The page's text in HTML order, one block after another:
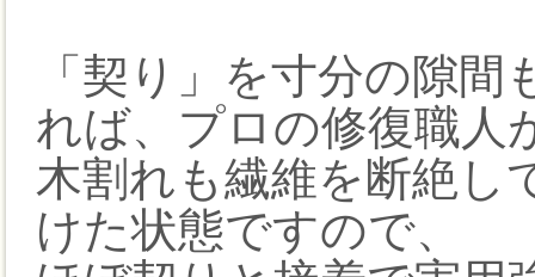
「契り」を寸分の隙
れば、プロの修復職人
木割れも繊維を断絶し
けた状態ですので、